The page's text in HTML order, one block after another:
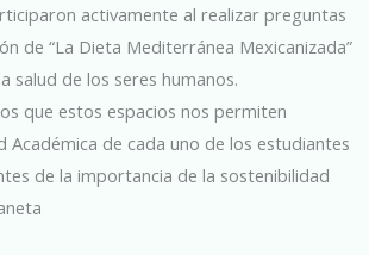
activamente al realizar preguntas
de “La Dieta Mediterránea Mexicanizada”
salud de los seres humanos.
que estos espacios nos permiten
Académica de cada uno de los estudiantes
de la importancia de la sostenibilidad